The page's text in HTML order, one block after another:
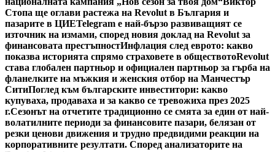
Стопа ще оглави растежа на Revolut в България и
пазарите в ЦИЕTelegram е най-бързо развиващият се
източник на измами, според новия доклад на Revolut за
финансовата престъпностИнфлация след еврото: какво
показва историята спрямо страховете в обществотоRevolut
става глобален партньор и официален партньор за гърба на
фланелките на мъжкия и женския отбор на Манчестър
СитиПоглед към българските инвеститори: какво
купуваха, продаваха и за какво се тревожиха през 2025
г.Сезонът на отчетите традиционно се смята за един от най-
волатилните периоди за финансовите пазари, белязан от
резки ценови движения и трудно предвидими реакции на
корпоративните резултати. Според анализаторите на